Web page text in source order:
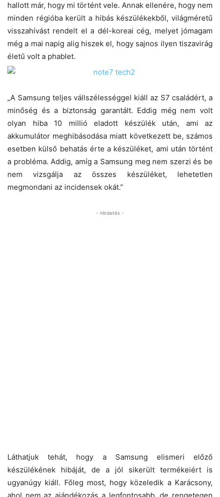
hallott már, hogy mi történt vele. Annak ellenére, hogy nem
minden régióba került a hibás készülékekből, világméretű
visszahívást rendelt el a dél-koreai cég, melyet jómagam
még a mai napig alig hiszek el, hogy sajnos ilyen tiszavirág
életű volt a phablet.
„A Samsung teljes vállszélességgel kiáll az S7 családért, a
minőség és a biztonság garantált. Eddig még nem volt
olyan hiba 10 millió eladott készülék után, ami az
akkumulátor meghibásodása miatt következett be, számos
esetben külső behatás érte a készüléket, ami után történt
a probléma. Addig, amíg a Samsung meg nem szerzi és be
nem vizsgálja az összes készüléket, lehetetlen
megmondani az incidensek okát.”
- Hirdetés -
Láthatjuk tehát, hogy a Samsung elismeri előző
készülékének hibáját, de a jól sikerült termékeiért is
ugyanúgy kiáll. Főleg most, hogy közeledik a Karácsony,